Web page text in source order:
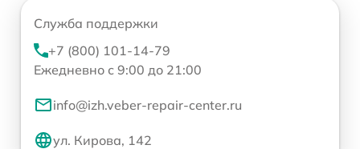
Служба поддержки
+7 (800) 101-14-79
Ежедневно с 9:00 до 21:00
info@izh.veber-repair-center.ru
ул. Кирова, 142